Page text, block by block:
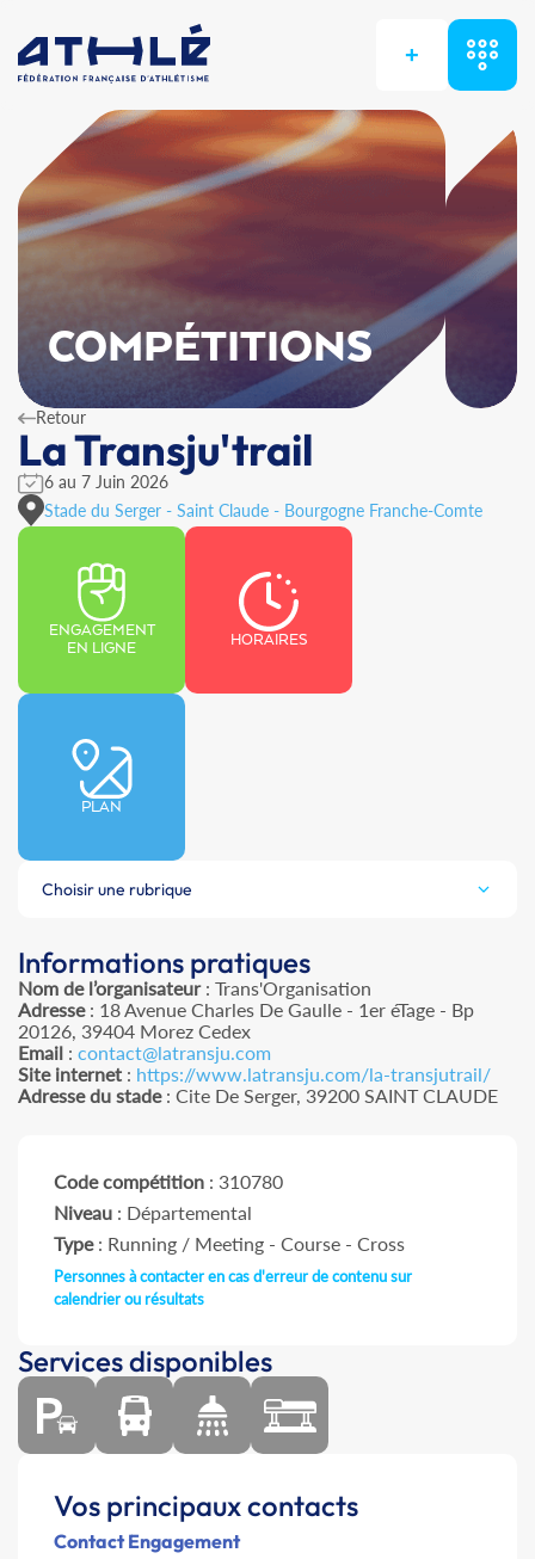
+
COMPÉTITIONS
Retour
La Transju'trail
6 au 7 Juin 2026
Stade du Serger - Saint Claude - Bourgogne Franche-Comte
ENGAGEMENT
EN LIGNE
HORAIRES
PLAN
Choisir une rubrique
Informations pratiques
Nom de l’organisateur: Trans'Organisation
Adresse: 18 Avenue Charles De Gaulle - 1er éTage - Bp
20126, 39404 Morez Cedex
Email : contact@latransju.com
Site internet : https://www.latransju.com/la-transjutrail/
Adresse du stade: Cite De Serger, 39200 SAINT CLAUDE
Code compétition : 310780
Niveau : Départemental
Type: Running / Meeting - Course - Cross
Personnes à contacter en cas d'erreur de contenu sur
calendrier ou résultats
Services disponibles
Vos principaux contacts
Contact Engagement